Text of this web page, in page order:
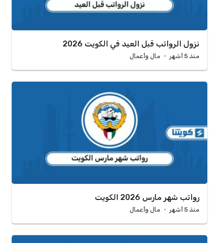
نزول الرواتب قبل العيد في الكويت 2026
منذ 5 أشهر مال وأعمال
رواتب شهر مارس 2026 الكويت
منذ 5 أشهر مال وأعمال